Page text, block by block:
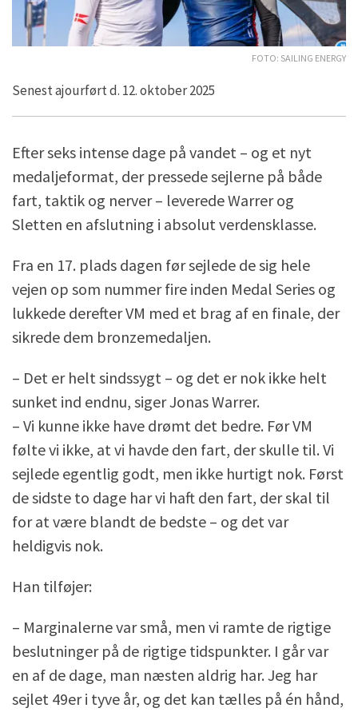
Foto: Sailing Energy
Senest ajourført d. 12. oktober 2025
Efter seks intense dage på vandet – og et nyt
medaljeformat, der pressede sejlerne på både
fart, taktik og nerver – leverede Warrer og
Sletten en afslutning i absolut verdensklasse.
Fra en 17. plads dagen før sejlede de sig hele
vejen op som nummer fire inden Medal Series og
lukkede derefter VM med et brag af en finale, der
sikrede dem bronzemedaljen.
– Det er helt sindssygt – og det er nok ikke helt
sunket ind endnu, siger Jonas Warrer.
– Vi kunne ikke have drømt det bedre. Før VM
følte vi ikke, at vi havde den fart, der skulle til. Vi
sejlede egentlig godt, men ikke hurtigt nok. Først
de sidste to dage har vi haft den fart, der skal til
for at være blandt de bedste – og det var
heldigvis nok.
Han tilføjer:
– Marginalerne var små, men vi ramte de rigtige
beslutninger på de rigtige tidspunkter. I går var
en af de dage, man næsten aldrig har. Jeg har
sejlet 49er i tyve år, og det kan tælles på én hånd,